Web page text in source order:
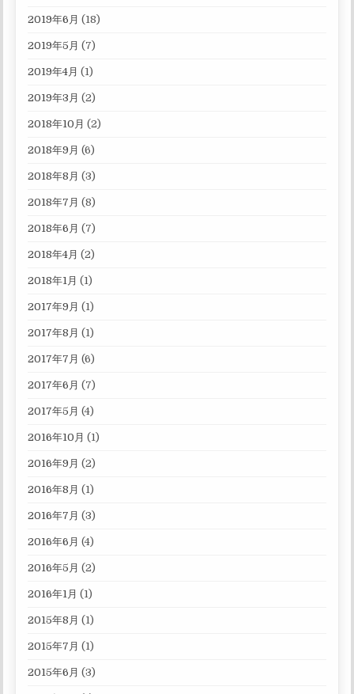
2019年6月 (18)
2019年5月 (7)
2019年4月 (1)
2019年3月 (2)
2018年10月 (2)
2018年9月 (6)
2018年8月 (3)
2018年7月 (8)
2018年6月 (7)
2018年4月 (2)
2018年1月 (1)
2017年9月 (1)
2017年8月 (1)
2017年7月 (6)
2017年6月 (7)
2017年5月 (4)
2016年10月 (1)
2016年9月 (2)
2016年8月 (1)
2016年7月 (3)
2016年6月 (4)
2016年5月 (2)
2016年1月 (1)
2015年8月 (1)
2015年7月 (1)
2015年6月 (3)